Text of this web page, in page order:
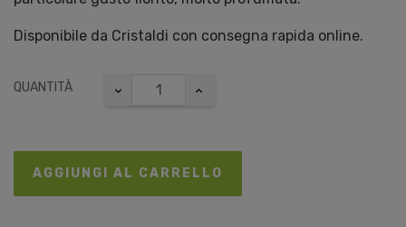
Disponibile da Cristaldi con consegna rapida online.
QUANTITÀ
AGGIUNGI AL CARRELLO